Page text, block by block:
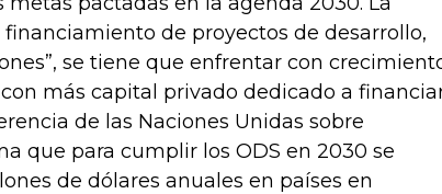
de proyectos de desarrollo,
se tiene que enfrentar con
más capital privado dedicado a
de las Naciones Unidas sobre
que para cumplir los ODS en 2030 se
de dólares anuales en países en